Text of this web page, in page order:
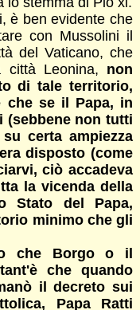
è ben evidente che
con Mussolini il
del Vaticano, che
Leonina, non
di tale territorio,
che se il Papa, in
non tutti
certa ampiezza
disposto (come
ciò accadeva
la vicenda della
Stato del Papa,
minimo che gli
che Borgo o il
che quando
il decreto sui
Papa Ratti